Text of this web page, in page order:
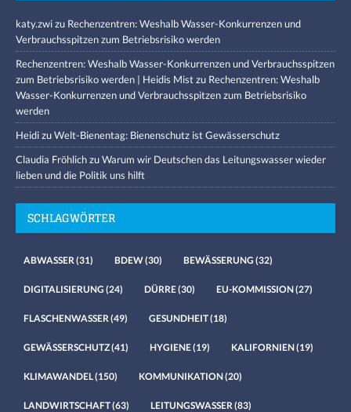
katy.zwizu Rechenzentren: Weshalb Wasser-Konkurrenzen und
Verbrauchsspitzen zum Betriebsrisiko werden
Rechenzentren: Weshalb Wasser-Konkurrenzen und Verbrauchsspitzen
zum Betriebsrisiko werden | Heidis Mistzu Rechenzentren: Weshalb
Wasser-Konkurrenzen und Verbrauchsspitzen zum Betriebsrisiko
werden
HeidizuWelt-Bienentag: Bienenschutz ist Gewässerschutz
Claudia FröhlichzuWarum wir Deutschen das Leitungswasser wieder
lieben und die Politik uns hilft
SCHLAGWÖRTER
ABWASSER (31) BDEW(30) BEWÄSSERUNG (32)
DIGITALISIERUNG (24) DÜRRE(30) EU-KOMMISSION(27)
FLASCHENWASSER (49) GESUNDHEIT(18)
GEWÄSSERSCHUTZ(41) HYGIENE(19) KALIFORNIEN(19)
KLIMAWANDEL(150) KOMMUNIKATION(20)
LANDWIRTSCHAFT(63) LEITUNGSWASSER (83)